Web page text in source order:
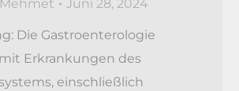
Juni 28, 2024
Die Gastroenterologie
Erkrankungen des
einschließlich